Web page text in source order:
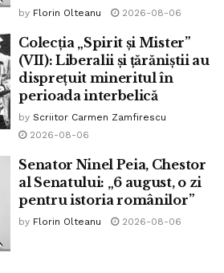
by Florin Olteanu 2026-08-06
Colecția „Spirit și Mister”
(VII): Liberalii și țărăniștii au
disprețuit mineritul în
perioada interbelică
by Scriitor Carmen Zamfirescu
2026-08-06
Senator Ninel Peia, Chestor
al Senatului: „6 august, o zi
pentru istoria românilor”
by Florin Olteanu 2026-08-06